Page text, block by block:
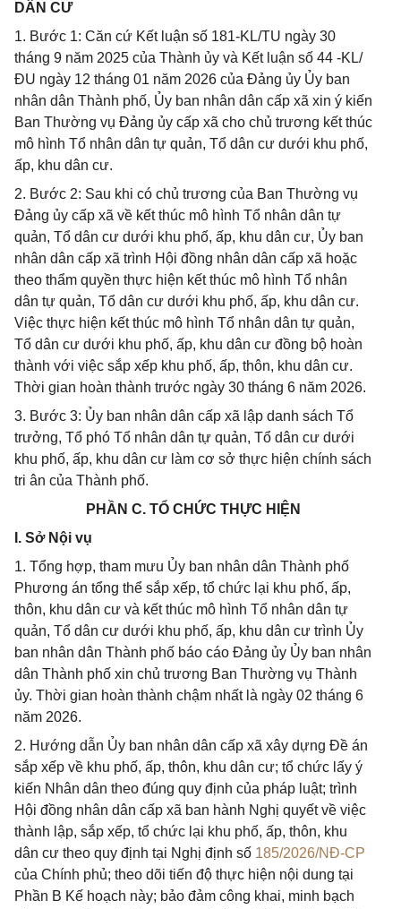
DÂN CƯ
1. Bước 1: Căn cứ Kết luận số 181-KL/TU ngày 30
tháng 9 năm 2025 của Thành ủy và Kết luận số 44 -KL/
ĐU ngày 12 tháng 01 năm 2026 của Đảng ủy Ủy ban
nhân dân Thành phố, Ủy ban nhân dân cấp xã xin ý kiến
Ban Thường vụ Đảng ủy cấp xã cho chủ trương kết thúc
mô hình Tổ nhân dân tự quản, Tổ dân cư dưới khu phố,
ấp, khu dân cư.
2. Bước 2: Sau khi có chủ trương của Ban Thường vụ
Đảng ủy cấp xã về kết thúc mô hình Tổ nhân dân tự
quản, Tổ dân cư dưới khu phố, ấp, khu dân cư, Ủy ban
nhân dân cấp xã trình Hội đồng nhân dân cấp xã hoặc
theo thẩm quyền thực hiện kết thúc mô hình Tổ nhân
dân tự quản, Tổ dân cư dưới khu phố, ấp, khu dân cư.
Việc thực hiện kết thúc mô hình Tổ nhân dân tự quản,
Tổ dân cư dưới khu phố, ấp, khu dân cư đồng bộ hoàn
thành với việc sắp xếp khu phố, ấp, thôn, khu dân cư.
Thời gian hoàn thành trước ngày 30 tháng 6 năm 2026.
3. Bước 3: Ủy ban nhân dân cấp xã lập danh sách Tổ
trưởng, Tổ phó Tổ nhân dân tự quản, Tổ dân cư dưới
khu phố, ấp, khu dân cư làm cơ sở thực hiện chính sách
tri ân của Thành phố.
PHẦN C. TỔ CHỨC THỰC HIỆN
I. Sở Nội vụ
1. Tổng hợp, tham mưu Ủy ban nhân dân Thành phố
Phương án tổng thể sắp xếp, tổ chức lại khu phố, ấp,
thôn, khu dân cư và kết thúc mô hình Tổ nhân dân tự
quản, Tổ dân cư dưới khu phố, ấp, khu dân cư trình Ủy
ban nhân dân Thành phố báo cáo Đảng ủy Ủy ban nhân
dân Thành phố xin chủ trương Ban Thường vụ Thành
ủy. Thời gian hoàn thành chậm nhất là ngày 02 tháng 6
năm 2026.
2. Hướng dẫn Ủy ban nhân dân cấp xã xây dựng Đề án
sắp xếp về khu phố, ấp, thôn, khu dân cư; tổ chức lấy ý
kiến Nhân dân theo đúng quy định của pháp luật; trình
Hội đồng nhân dân cấp xã ban hành Nghị quyết về việc
thành lập, sắp xếp, tổ chức lại khu phố, ấp, thôn, khu
dân cư theo quy định tại Nghị định số 185/2026/NĐ-CP
của Chính phủ; theo dõi tiến độ thực hiện nội dung tại
Phần B Kế hoạch này; bảo đảm công khai, minh bạch